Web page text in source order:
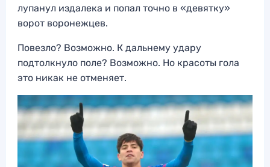
лупанул издалека и попал точно в «девятку»
ворот воронежцев.
Повезло? Возможно. К дальнему удару
подтолкнуло поле? Возможно. Но красоты гола
это никак не отменяет.